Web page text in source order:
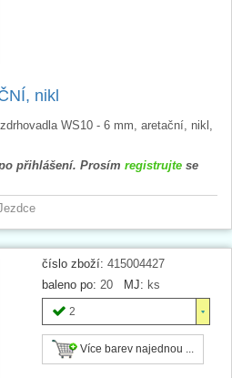
nikl
WS10 - 6 mm, aretační, nikl,
přihlášení. Prosím registrujte se
číslo zboží: 415004427
baleno po: 20 MJ: ks
2
Více barev najednou ...